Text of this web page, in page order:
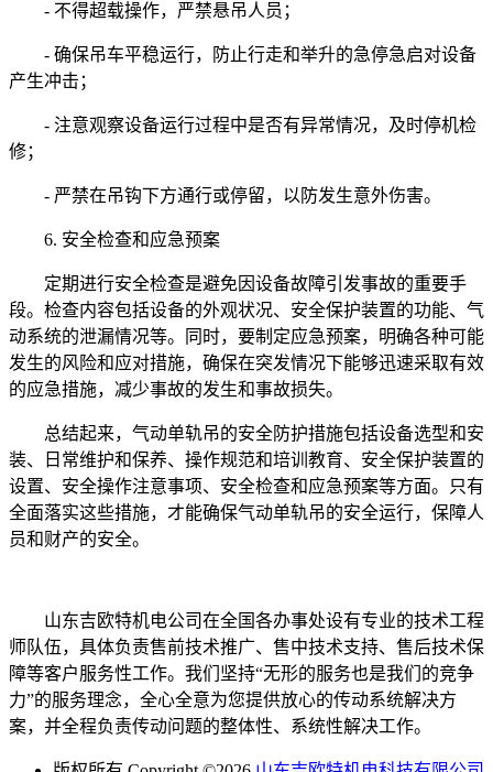
- 不得超载操作，严禁悬吊人员；
- 确保吊车平稳运行，防止行走和举升的急停急启对设备
产生冲击；
- 注意观察设备运行过程中是否有异常情况，及时停机检
修；
- 严禁在吊钩下方通行或停留，以防发生意外伤害。
6. 安全检查和应急预案
定期进行安全检查是避免因设备故障引发事故的重要手
段。检查内容包括设备的外观状况、安全保护装置的功能、气
动系统的泄漏情况等。同时，要制定应急预案，明确各种可能
发生的风险和应对措施，确保在突发情况下能够迅速采取有效
的应急措施，减少事故的发生和事故损失。
总结起来，气动单轨吊的安全防护措施包括设备选型和安
装、日常维护和保养、操作规范和培训教育、安全保护装置的
设置、安全操作注意事项、安全检查和应急预案等方面。只有
全面落实这些措施，才能确保气动单轨吊的安全运行，保障人
员和财产的安全。
山东吉欧特机电公司在全国各办事处设有专业的技术工程
师队伍，具体负责售前技术推广、售中技术支持、售后技术保
障等客户服务性工作。我们坚持“无形的服务也是我们的竞争
力”的服务理念，全心全意为您提供放心的传动系统解决方
案，并全程负责传动问题的整体性、系统性解决工作。